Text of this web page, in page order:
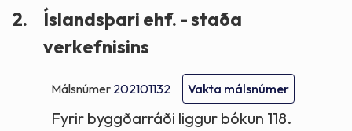
2.
Íslandsþari ehf. - staða
verkefnisins
Málsnúmer 202101132 Vakta málsnúmer
Fyrir byggðarráði liggur bókun 118.